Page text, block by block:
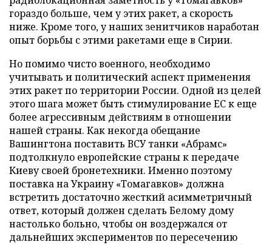
гораздо больше, чем у этих ракет, а скорость
ниже. Кроме того, у наших зенитчиков наработан
опыт борьбы с этими ракетами еще в Сирии.
Но помимо чисто военного, необходимо
учитывать и политический аспект применения
этих ракет по территории России. Одной из целей
этого шага может быть стимулирование ЕС к еще
более агрессивным действиям в отношении
нашей страны. Как некогда обещание
Вашингтона поставить ВСУ танки «Абрамс»
подтолкнуло европейские страны к передаче
Киеву своей бронетехники. Именно поэтому
поставка на Украину «Томагавков» должна
встретить достаточно жесткий асимметричный
ответ, который должен сделать Белому дому
настолько больно, чтобы он воздержался от
дальнейших экспериментов по пересечению